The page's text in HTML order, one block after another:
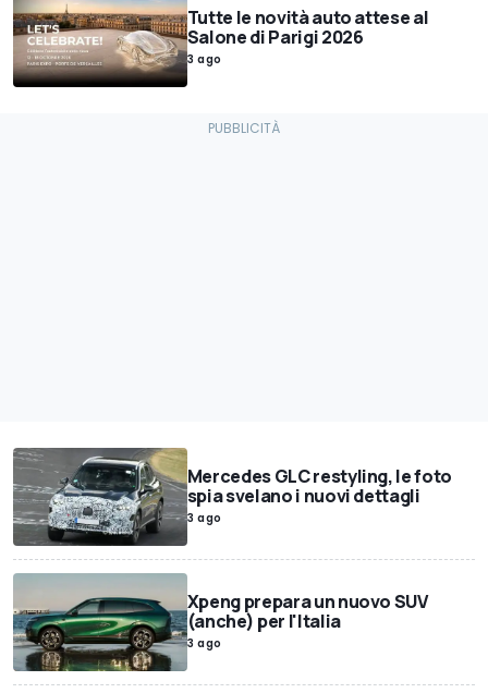
Tutte le novità auto attese al
Salone di Parigi 2026
3 ago
Mercedes GLC restyling, le foto
spia svelano i nuovi dettagli
3 ago
Xpeng prepara un nuovo SUV
(anche) per l'Italia
3 ago